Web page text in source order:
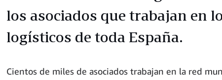
los asociados que trabajan en
logísticos de toda España.
Cientos de miles de asociados trabajan en la red